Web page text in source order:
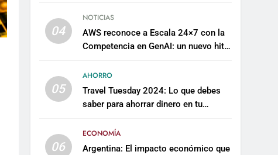
sostenible
04
NOTICIAS
AWS reconoce a Escala 24×7 con la
Competencia en GenAI: un nuevo hito
artificial empresarial
05
AHORRO
Travel Tuesday 2024: Lo que debes
saber para ahorrar dinero en tu
06
ECONOMÍA
Argentina: El impacto económico que